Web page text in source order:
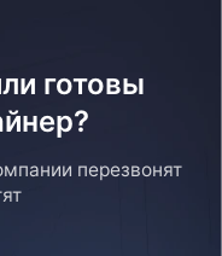
готовы
перезвонят